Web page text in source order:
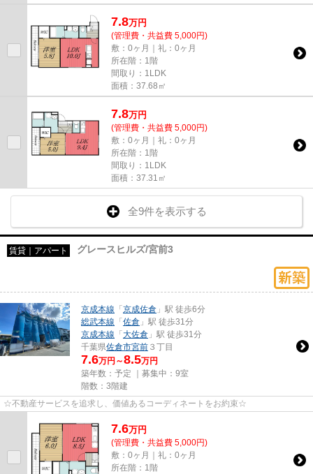
7.8万円
(管理費・共益費 5,000円)
敷：0ヶ月｜礼：0ヶ月
所在階：1階
間取り：1LDK
面積：37.68㎡
7.8万円
(管理費・共益費 5,000円)
敷：0ヶ月｜礼：0ヶ月
所在階：1階
間取り：1LDK
面積：37.31㎡
全9件を表示する
賃貸｜アパート グレースヒルズ/宮前3
京成本線 「 京成佐倉 」駅 徒歩6分
総武本線 「 佐倉 」駅 徒歩31分
京成本線 「 大佐倉 」駅 徒歩31分
千葉県佐倉市宮前 ３丁目
7.6万円～8.5万円
築年数：予定 ｜募集中： 9室
階数：3階建
☆不動産サービスを追求し、価値あるコーディネートをお約束☆
7.6万円
(管理費・共益費 5,000円)
敷：0ヶ月｜礼：0ヶ月
所在階：1階